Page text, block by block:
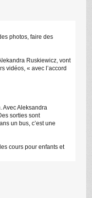
photos, faire des
Ruskiewicz, vont
vidéos, « avec l’accord
Avec Aleksandra
sorties sont
un bus, c’est une
cours pour enfants et